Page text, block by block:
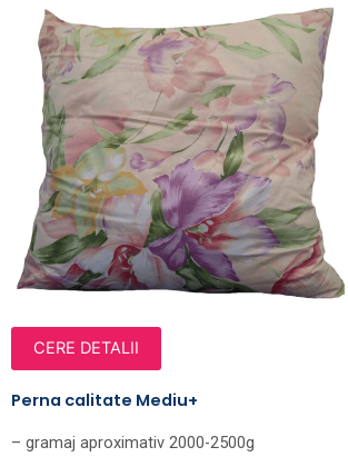
CERE DETALII
Perna calitate Mediu+
– gramaj aproximativ 2000-2500g